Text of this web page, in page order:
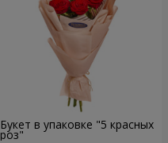
Букет в упаковке "5 красных
роз"